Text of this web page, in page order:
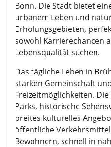
Bonn. Die Stadt bietet
urbanem Leben und
Erholungsgebieten,
sowohl Karrierechancen
Lebensqualität suchen.
Das tägliche Leben in
starken Gemeinschaft
Freizeitmöglichkeiten.
Parks, historische
breites kulturelles
öffentliche
Bewohnern, schnell in